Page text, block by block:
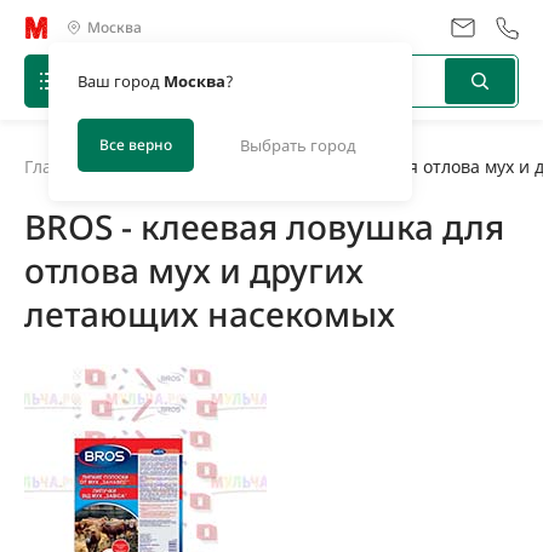
Москва
Ваш город Москва?
Все верно Выбрать город
Главная BROS - клеевая ловушка для отлова мух
BROS - клеевая ловушка для
отлова мух и других
летающих насекомых